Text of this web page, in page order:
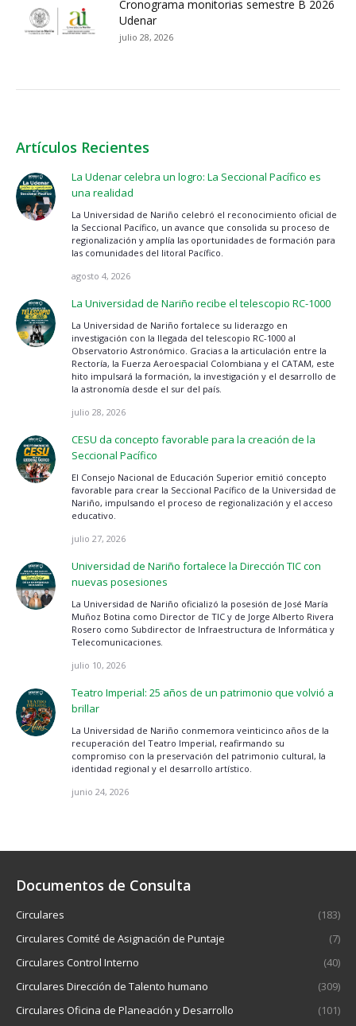
Cronograma monitorias semestre B 2026
Udenar
julio 28, 2026
Artículos Recientes
La Udenar celebra un logro: La Seccional Pacífico es
una realidad
La Universidad de Nariño celebró el reconocimiento oficial de
la Seccional Pacífico, un avance que consolida su proceso de
regionalización y amplía las oportunidades de formación para
las comunidades del litoral Pacífico.
agosto 4, 2026
La Universidad de Nariño recibe el telescopio RC-1000
La Universidad de Nariño fortalece su liderazgo en
investigación con la llegada del telescopio RC-1000 al
Observatorio Astronómico. Gracias a la articulación entre la
Rectoría, la Fuerza Aeroespacial Colombiana y el CATAM, este
hito impulsará la formación, la investigación y el desarrollo de
la astronomía desde el sur del país.
julio 28, 2026
CESU da concepto favorable para la creación de la
Seccional Pacífico
El Consejo Nacional de Educación Superior emitió concepto
favorable para crear la Seccional Pacífico de la Universidad de
Nariño, impulsando el proceso de regionalización y el acceso
educativo.
julio 27, 2026
Universidad de Nariño fortalece la Dirección TIC con
nuevas posesiones
La Universidad de Nariño oficializó la posesión de José María
Muñoz Botina como Director de TIC y de Jorge Alberto Rivera
Rosero como Subdirector de Infraestructura de Informática y
Telecomunicaciones.
julio 10, 2026
Teatro Imperial: 25 años de un patrimonio que volvió a
brillar
La Universidad de Nariño conmemora veinticinco años de la
recuperación del Teatro Imperial, reafirmando su
compromiso con la preservación del patrimonio cultural, la
identidad regional y el desarrollo artístico.
junio 24, 2026
Documentos de Consulta
Circulares
(183)
Circulares Comité de Asignación de Puntaje
(7)
Circulares Control Interno
(40)
Circulares Dirección de Talento humano
(309)
Circulares Oficina de Planeación y Desarrollo
(101)